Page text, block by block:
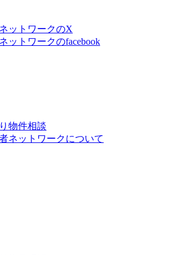
物件相談
ネットワークについて